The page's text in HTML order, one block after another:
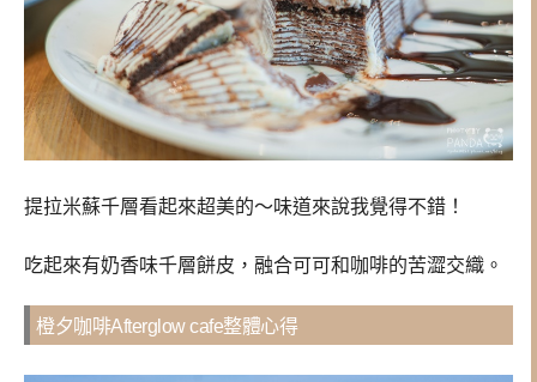
提拉米蘇千層看起來超美的～味道來說我覺得不錯！
吃起來有奶香味千層餅皮，融合可可和咖啡的苦澀交織。
橙夕咖啡Afterglow cafe整體心得